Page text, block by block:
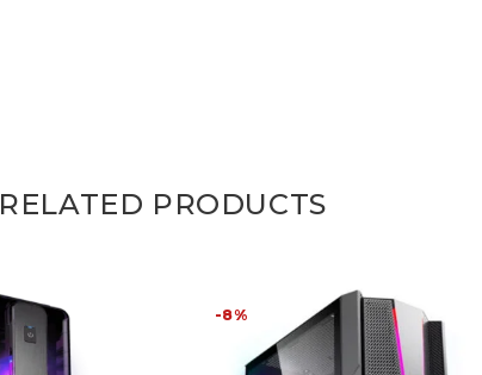
RELATED PRODUCTS
-8%